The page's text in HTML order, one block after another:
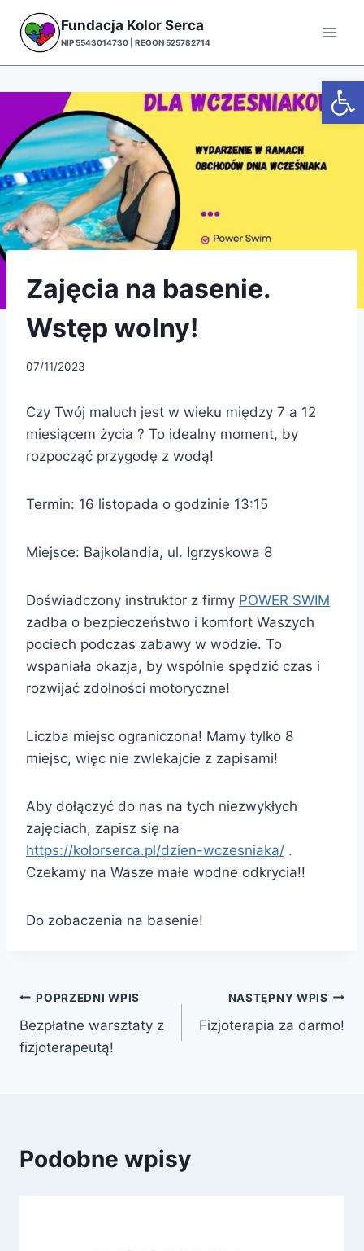
Przejdź
treści
Fundacja Kolor Serca
NIP 5543014730 | REGON 525782714
Zajęcia na basenie.
Wstęp wolny!
07/11/2023
Czy Twój maluch jest w wieku między 7 a 12
miesiącem życia ? To idealny moment, by
rozpocząć przygodę z wodą!
Termin: 16 listopada o godzinie 13:15
Miejsce: Bajkolandia, ul. Igrzyskowa 8
Doświadczony instruktor z firmy POWER SWIM
zadba o bezpieczeństwo i komfort Waszych
pociech podczas zabawy w wodzie. To
wspaniała okazja, by wspólnie spędzić czas i
rozwijać zdolności motoryczne!
Liczba miejsc ograniczona! Mamy tylko 8
miejsc, więc nie zwlekajcie z zapisami!
Aby dołączyć do nas na tych niezwykłych
zajęciach, zapisz się na
https://kolorserca.pl/dzien-wczesniaka/ .
Czekamy na Wasze małe wodne odkrycia!!
Do zobaczenia na basenie!
Nawigacja
wpisu
POPRZEDNI WPIS
Bezpłatne warsztaty z
fizjoterapeutą!
NASTĘPNY WPIS
Fizjoterapia za darmo!
Podobne wpisy